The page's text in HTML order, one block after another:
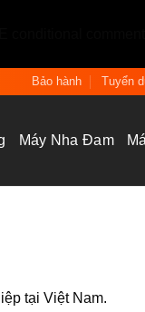
Bảo hành Tuyển
Máy Nha Đam
tại Việt Nam.